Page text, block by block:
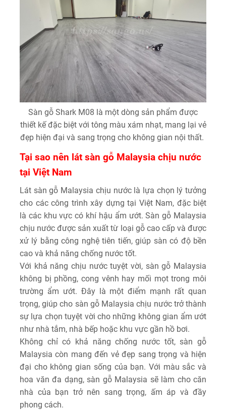
Sàn gỗ Shark M08 là một dòng sản phẩm được
thiết kế đặc biệt với tông màu xám nhạt, mang lại vẻ
đẹp hiện đại và sang trọng cho không gian nội thất.
Tại sao nên lát sàn gỗ Malaysia chịu nước
tại Việt Nam
Lát sàn gỗ Malaysia chịu nước là lựa chọn lý tưởng
cho các công trình xây dựng tại Việt Nam, đặc biệt
là các khu vực có khí hậu ẩm ướt. Sàn gỗ Malaysia
chịu nước được sản xuất từ loại gỗ cao cấp và được
xử lý bằng công nghệ tiên tiến, giúp sàn có độ bền
cao và khả năng chống nước tốt.
Với khả năng chịu nước tuyệt vời, sàn gỗ Malaysia
không bị phồng, cong vênh hay mối mọt trong môi
trường ẩm ướt. Đây là một điểm mạnh rất quan
trọng, giúp cho sàn gỗ Malaysia chịu nước trở thành
sự lựa chọn tuyệt vời cho những không gian ẩm ướt
như nhà tắm, nhà bếp hoặc khu vực gần hồ bơi.
Không chỉ có khả năng chống nước tốt, sàn gỗ
Malaysia còn mang đến vẻ đẹp sang trọng và hiện
đại cho không gian sống của bạn. Với màu sắc và
hoa văn đa dạng, sàn gỗ Malaysia sẽ làm cho căn
nhà của bạn trở nên sang trọng, ấm áp và đầy
phong cách.